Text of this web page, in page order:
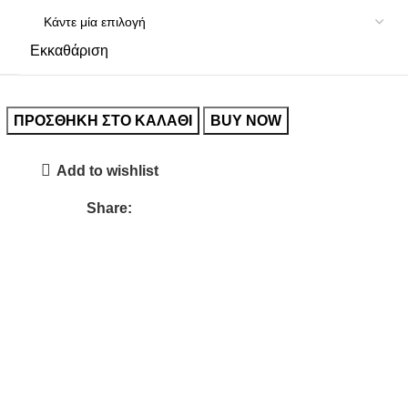
Εκκαθάριση
ΠΡΟΣΘΉΚΗ ΣΤΟ ΚΑΛΆΘΙ BUY NOW
Add to wishlist
Share: